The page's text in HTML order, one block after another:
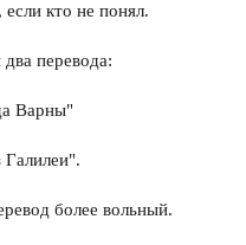
кто не понял.
перевода:
Варны"
более вольный.